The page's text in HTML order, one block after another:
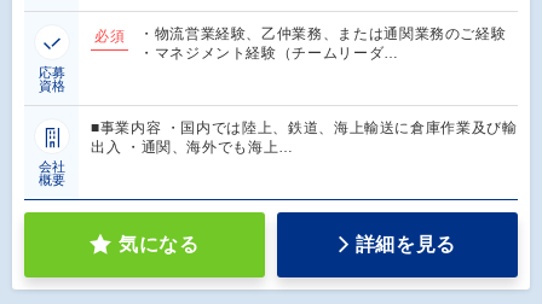
応募
資格
必須
・物流営業経験、乙仲業務、または通関業務のご経験
・マネジメント経験（チームリーダ…
会社
概要
■事業内容 ・国内では陸上、鉄道、海上輸送に倉庫作業及び輸
出入 ・通関、海外でも海上…
気になる 詳細を見る